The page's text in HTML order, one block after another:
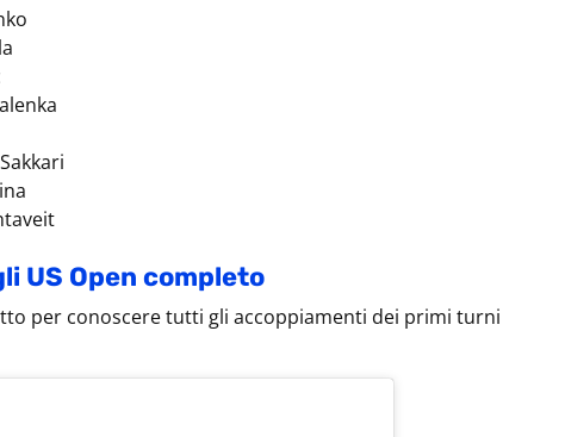
US Open completo
per conoscere tutti gli accoppiamenti dei primi turni